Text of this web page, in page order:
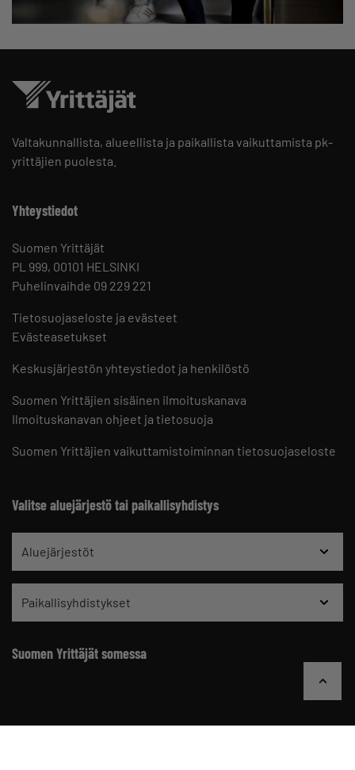
Valtakunnallista, alueellista ja paikallista vaikuttamista pk-
yrittäjien puolesta.
Yhteystiedot
Suomen Yrittäjät
PL 999, 00101 HELSINKI
Puhelinvaihde 09 229 221
Tietosuojaseloste ja evästeet
Evästeasetukset
Keskusjärjestön yhteystiedot ja henkilöstö
Suomen Yrittäjien sisäinen ilmoituskanava
Ilmoituskanavan ohjeet ja tietosuoja
Suomen Yrittäjien vaikuttamistoiminnan tietosuojaseloste
Valitse aluejärjestö tai paikallisyhdistys
Aluejärjestöt
Paikallisyhdistykset
Suomen Yrittäjät somessa